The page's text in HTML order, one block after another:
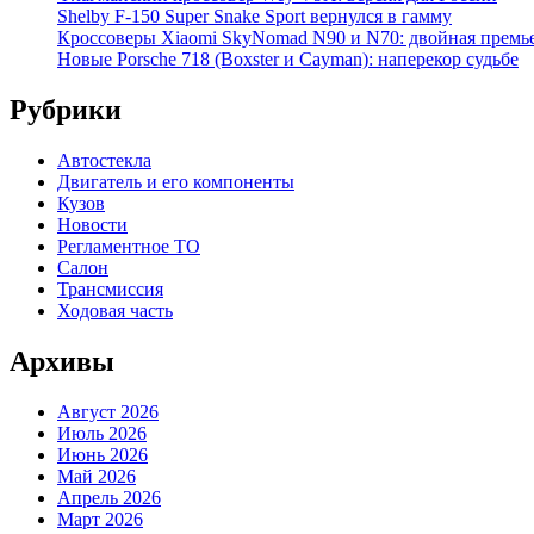
Shelby F-150 Super Snake Sport вернулся в гамму
Кроссоверы Xiaomi SkyNomad N90 и N70: двойная
Новые Porsche 718 (Boxster и Cayman): наперекор судьбе
Рубрики
Автостекла
Двигатель и его компоненты
Кузов
Новости
Регламентное ТО
Салон
Трансмиссия
Ходовая часть
Архивы
Август 2026
Июль 2026
Июнь 2026
Май 2026
Апрель 2026
Март 2026